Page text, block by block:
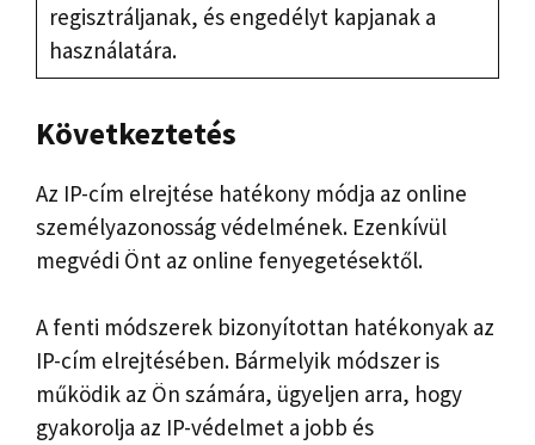
regisztráljanak, és engedélyt kapjanak a
használatára.
Következtetés
Az IP-cím elrejtése hatékony módja az online
személyazonosság védelmének. Ezenkívül
megvédi Önt az online fenyegetésektől.
A fenti módszerek bizonyítottan hatékonyak az
IP-cím elrejtésében. Bármelyik módszer is
működik az Ön számára, ügyeljen arra, hogy
gyakorolja az IP-védelmet a jobb és